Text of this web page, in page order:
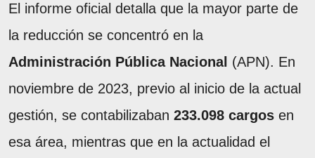
El informe oficial detalla que la mayor parte de
la reducción se concentró en la
Administración Pública Nacional (APN). En
noviembre de 2023, previo al inicio de la actual
gestión, se contabilizaban 233.098 cargos en
esa área, mientras que en la actualidad el